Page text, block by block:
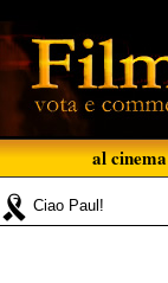
al cinema
Ciao Paul!